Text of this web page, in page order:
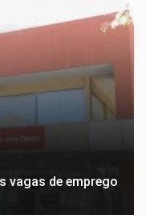
vagas de emprego